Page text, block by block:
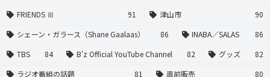
FRIENDS Ⅲ
91 津山市
90
シェーン・ガラース（Shane Gaalaas）
86 INABA／SALAS
86
TBS
84 B'z Official YouTube Channel 82 グッズ
82
ラジオ番組の話題
81 直前販売
80